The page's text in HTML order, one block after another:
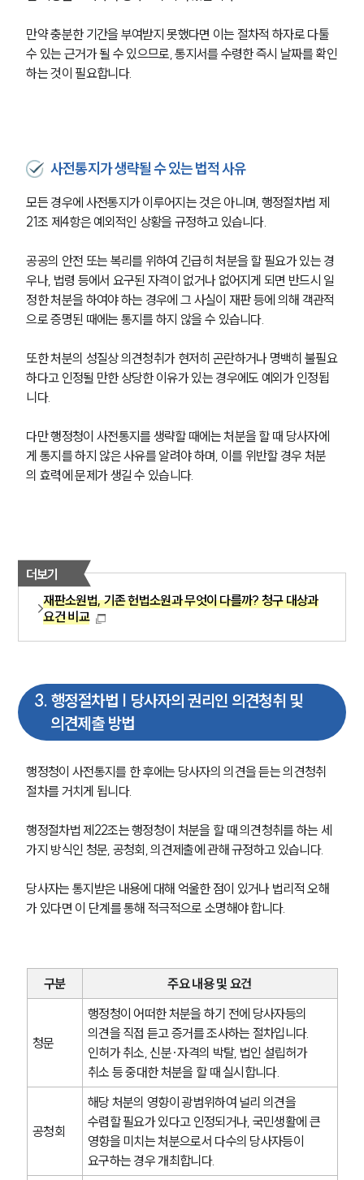
만약 충분한 기간을 부여받지 못했다면 이는 절차적 하자로 다툴
수 있는 근거가 될 수 있으므로, 통지서를 수령한 즉시 날짜를 확인
하는 것이 필요합니다.
사전통지가 생략될 수 있는 법적 사유
모든 경우에 사전통지가 이루어지는 것은 아니며, 행정절차법 제
21조 제4항은 예외적인 상황을 규정하고 있습니다.
공공의 안전 또는 복리를 위하여 긴급히 처분을 할 필요가 있는 경
우나, 법령 등에서 요구된 자격이 없거나 없어지게 되면 반드시 일
정한 처분을 하여야 하는 경우에 그 사실이 재판 등에 의해 객관적
으로 증명된 때에는 통지를 하지 않을 수 있습니다.
또한 처분의 성질상 의견청취가 현저히 곤란하거나 명백히 불필요
하다고 인정될 만한 상당한 이유가 있는 경우에도 예외가 인정됩
니다.
다만 행정청이 사전통지를 생략할 때에는 처분을 할 때 당사자에
게 통지를 하지 않은 사유를 알려야 하며, 이를 위반할 경우 처분
의 효력에 문제가 생길 수 있습니다.
더보기
재판소원법, 기존 헌법소원과 무엇이 다를까? 청구 대상과
요건 비교
3. 행정절차법 | 당사자의 권리인 의견청취 및
의견제출 방법
행정청이 사전통지를 한 후에는 당사자의 의견을 듣는 의견청취
절차를 거치게 됩니다.
행정절차법 제22조는 행정청이 처분을 할 때 의견청취를 하는 세
가지 방식인 청문, 공청회, 의견제출에 관해 규정하고 있습니다.
당사자는 통지받은 내용에 대해 억울한 점이 있거나 법리적 오해
가 있다면 이 단계를 통해 적극적으로 소명해야 합니다.
구분 주요 내용 및 요건
청문
행정청이 어떠한 처분을 하기 전에 당사자등의
의견을 직접 듣고 증거를 조사하는 절차입니다.
인허가 취소, 신분·자격의 박탈, 법인 설립허가
취소 등 중대한 처분을 할 때 실시합니다.
공청회
해당 처분의 영향이 광범위하여 널리 의견을
수렴할 필요가 있다고 인정되거나, 국민생활에 큰
영향을 미치는 처분으로서 다수의 당사자등이
요구하는 경우 개최합니다.